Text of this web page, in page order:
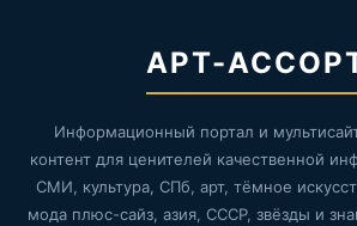
АРТ-
Информационный портал и
контент для ценителей качественной
СМИ, культура, СПб, арт, тёмное
мода плюс-сайз, азия, СССР, звёзды и